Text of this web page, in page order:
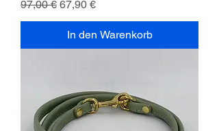
Standardpreis
97,00 € Sale-Preis
67,90 €
In den Warenkorb